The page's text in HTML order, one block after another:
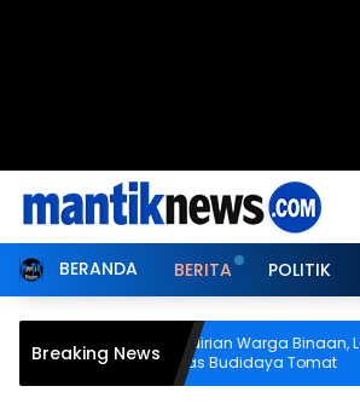
BERANDA BERITA POLITIK
Breaking News
Bina Kemandirian Warga Binaan, Lapas
Wahai Perluas Budidaya Tomat